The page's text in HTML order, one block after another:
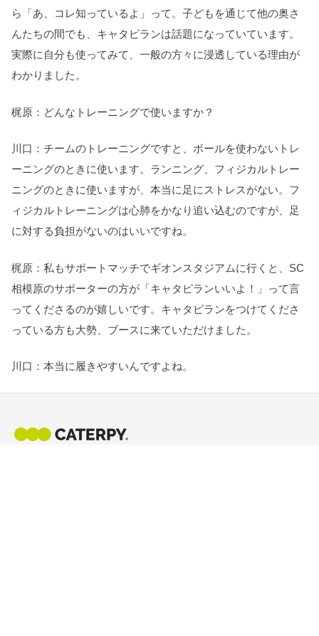
ら「あ、コレ知っているよ」って。子どもを通じて他の奥さ
んたちの間でも、キャタピランは話題になっていています。
実際に自分も使ってみて、一般の方々に浸透している理由が
わかりました。
梶原：どんなトレーニングで使いますか？
川口：チームのトレーニングですと、ボールを使わないトレ
ーニングのときに使います。ランニング、フィジカルトレー
ニングのときに使いますが、本当に足にストレスがない。フ
ィジカルトレーニングは心肺をかなり追い込むのですが、足
に対する負担がないのはいいですね。
梶原：私もサポートマッチでギオンスタジアムに行くと、SC
相模原のサポーターの方が「キャタピランいいよ！」って言
ってくださるのが嬉しいです。キャタピランをつけてくださ
っている方も大勢、ブースに来ていただけました。
川口：本当に履きやすいんですよね。